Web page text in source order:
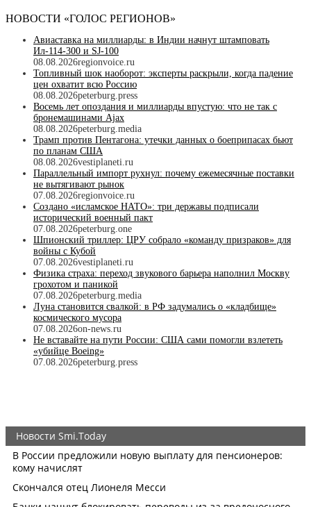
НОВОСТИ «ГОЛОС РЕГИОНОВ»
Авиаставка на миллиарды: в Индии начнут штамповать
Ил‑114‑300 и SJ‑100
08.08.2026regionvoice.ru
Топливный шок наоборот: эксперты раскрыли, когда падение
цен охватит всю Россию
08.08.2026peterburg.press
Восемь лет опоздания и миллиарды впустую: что не так с
бронемашинами Ajax
08.08.2026peterburg.media
Трамп против Пентагона: утечки данных о боеприпасах бьют
по планам США
08.08.2026vestiplaneti.ru
Параллельный импорт рухнул: почему ежемесячные поставки
не вытягивают рынок
07.08.2026regionvoice.ru
Создано «исламское НАТО»: три державы подписали
исторический военный пакт
07.08.2026peterburg.one
Шпионский триллер: ЦРУ собрало «команду призраков» для
войны с Кубой
07.08.2026vestiplaneti.ru
Физика страха: переход звукового барьера наполнил Москву
грохотом и паникой
07.08.2026peterburg.media
Луна становится свалкой: в РФ задумались о «кладбище»
космического мусора
07.08.2026on-news.ru
Не вставайте на пути России: США сами помогли взлететь
«убийце Boeing»
07.08.2026peterburg.press